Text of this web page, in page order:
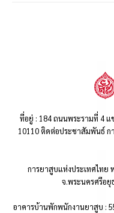
ที่อยู่ : 184 ถนนพระรามที่ 4 แ
10110 ติดต่อประชาสัมพันธ์ ก
การยาสูบแห่งประเทศไทย
จ.พระนครศรีอยุ
อาคารบ้านพักพนักงานยาสูบ :